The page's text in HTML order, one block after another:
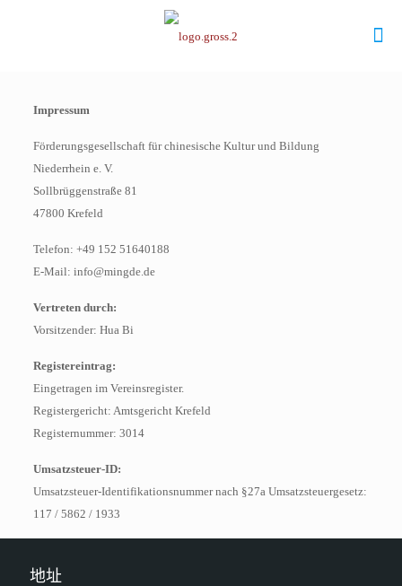
Impressum
Förderungsgesellschaft für chinesische Kultur und Bildung
Niederrhein e. V.
Sollbrüggenstraße 81
47800 Krefeld
Telefon: +49 152 51640188
E-Mail: info@mingde.de
Vertreten durch:
Vorsitzender: Hua Bi
Registereintrag:
Eingetragen im Vereinsregister.
Registergericht: Amtsgericht Krefeld
Registernummer: 3014
Umsatzsteuer-ID:
Umsatzsteuer-Identifikationsnummer nach §27a Umsatzsteuergesetz:
117 / 5862 / 1933
地址